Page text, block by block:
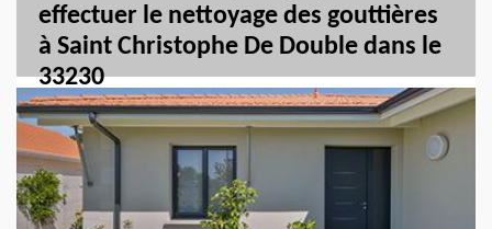
effectuer le nettoyage des gouttières
à Saint Christophe De Double dans le
33230